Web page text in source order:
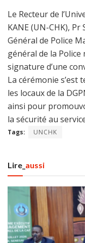
Le Recteur de
KANE (UN-CHK), Pr
Général de Police
général de la
signature d’une
La cérémonie s’est
les locaux de la
ainsi pour
la sécurité au
Tags: UNCHK
Lire_ aussi